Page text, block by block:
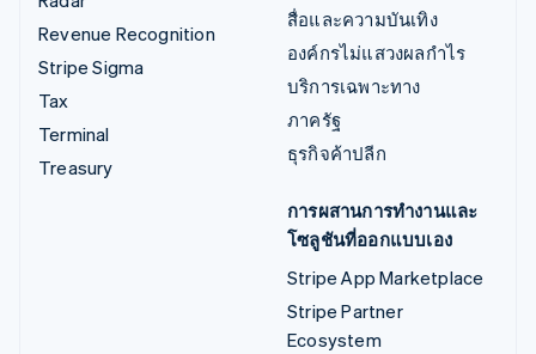
Revenue Recognition
Stripe Sigma
Tax
Terminal
Treasury
สื่อและความบันเทิง
องค์กรไม่แสวงผลกำไร
บริการเฉพาะทาง
ภาครัฐ
ธุรกิจค้าปลีก
การผสานการทำงานและ
โซลูชันที่ออกแบบเอง
Stripe App Marketplace
Stripe Partner
Ecosystem